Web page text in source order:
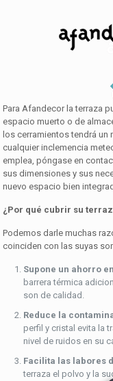
Para Afandecor la terraza
espacio muerto o de
los cerramientos tendrá
cualquier inclemencia
emplea, póngase en
sus dimensiones y sus
nuevo espacio bien
¿Por qué cubrir su
Podemos darle muchas
coinciden con las suyas
Supone un ahorro
barrera térmica
son de calidad.
Reduce la
perfil y cristal evita la
nivel de ruidos en su
Facilita las labores
terraza el polvo y la